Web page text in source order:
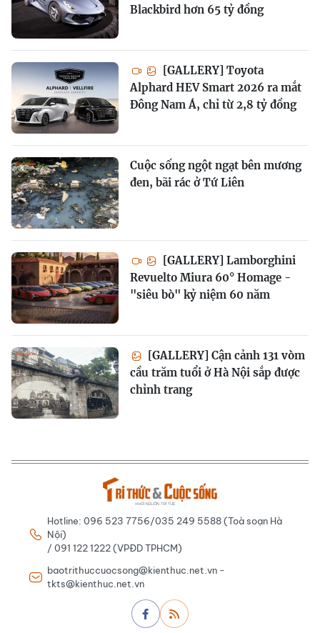
Blackbird hơn 65 tỷ đồng
[GALLERY] Toyota
Alphard HEV Smart 2026 ra mắt
Đông Nam Á, chỉ từ 2,8 tỷ đồng
Cuộc sống ngột ngạt bên mương
đen, bãi rác ở Tứ Liên
[GALLERY] Lamborghini
Revuelto Miura 60° Homage -
"siêu bò" kỷ niệm 60 năm
[GALLERY] Cận cảnh 131 vòm
cầu trăm tuổi ở Hà Nội sắp được
chỉnh trang
Hotline: 096 523 7756/035 249 5588 (Toà soạn Hà
Nội)
/ 091 122 1222 (VPĐD TPHCM)
baotrithuccuocsong@kienthuc.net.vn -
tkts@kienthuc.net.vn